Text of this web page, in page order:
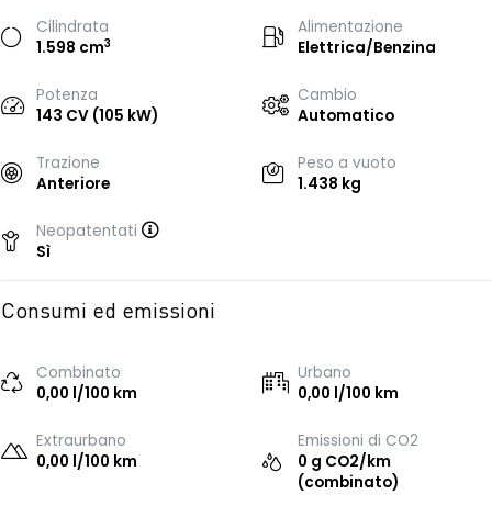
Cilindrata
1.598 cm3
Alimentazione
Elettrica/Benzina
Potenza
143 CV (105 kW)
Cambio
Automatico
Trazione
Anteriore
Peso a vuoto
1.438 kg
Neopatentati
Sì
Consumi ed emissioni
Combinato
0,00 l/100 km
Urbano
0,00 l/100 km
Extraurbano
0,00 l/100 km
Emissioni di CO2
0 g CO2/km
(combinato)